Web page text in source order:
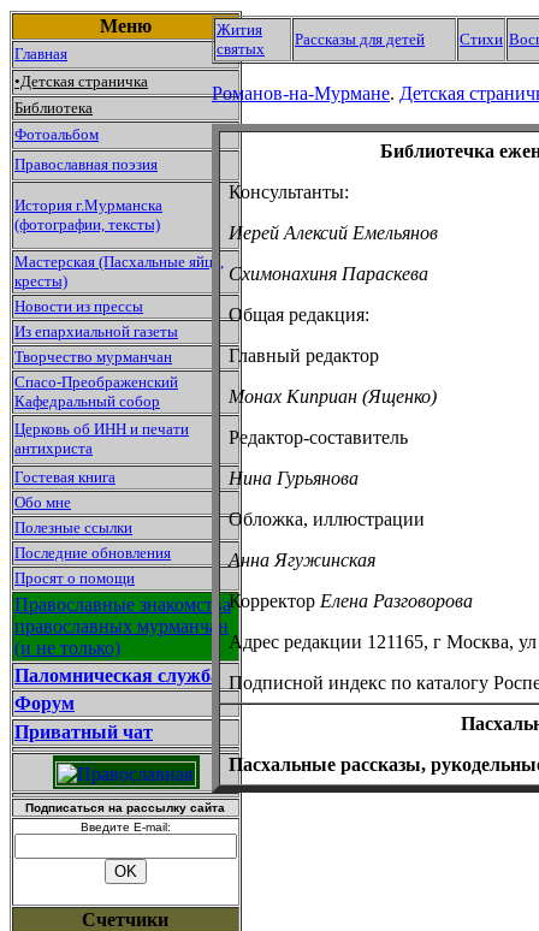
Меню
Главная
•Детская страничка
Библиотека
Фотоальбом
Православная поэзия
История г.Мурманска
(фотографии, тексты)
Мастерская (Пасхальные яйца,
кресты)
Новости из прессы
Из епархиальной газеты
Творчество мурманчан
Спасо-Преображенский
Кафедральный собор
Церковь об ИНН и печати
антихриста
Гостевая книга
Обо мне
Полезные ссылки
Последние обновления
Просят о помощи
Православные знакомства
православных мурманчан
(и не только)
Паломническая служба
Форум
Приватный чат
Подписаться на рассылку сайта
Введите E-mail:
Счетчики
Жития
святых
Рассказы для детей Стихи
Романов-на-Мурмане. Детская
Библиотечка
Консультанты:
Иерей Алексий Емельянов
Схимонахиня Параскева
Общая редакция:
Главный редактор
Монах Киприан (Ященко)
Редактор-составитель
Нина Гурьянова
Обложка, иллюстрации
Анна Ягужинская
Корректор Елена Разговорова
Адрес редакции 121165, г Москва,
Подписной индекс по каталогу
Пасхальные рассказы,